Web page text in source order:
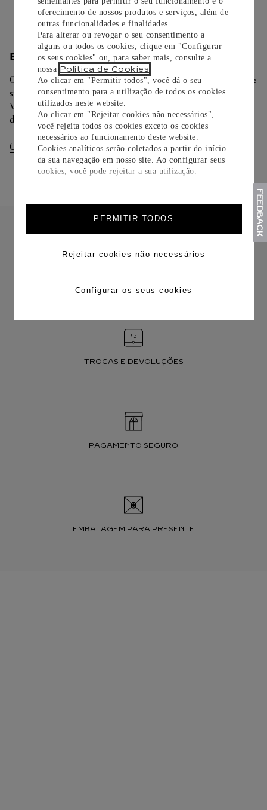
oferecimento de nossos produtos e serviços, além de
outras funcionalidades e finalidades.
Para alterar ou revogar o seu consentimento a
alguns ou todos os cookies, clique em "Configurar
os seus cookies" ou, para saber mais, consulte a
nossa Política de Cookies
Ao clicar em "Permitir todos", você dá o seu
consentimento para a utilização de todos os cookies
utilizados neste website.
Ao clicar em "Rejeitar cookies não necessários",
você rejeita todos os cookies exceto os cookies
necessários ao funcionamento deste website.
Cookies analíticos serão coletados a partir do início
da sua navegação em nosso site. Ao configurar seus
cookies, você pode rejeitar a sua utilização.
PERMITIR TODOS
Rejeitar cookies não necessários
Configurar os seus cookies
ENTREGA/DEVOLUÇÃO
Oferecemos diferentes opções de entrega. Selecione o envio de
sua preferência na finalização de seu pedido.
Você pode trocar ou devolver sua criação Cartier em até 30
dias.
Consultar Entregas Consultar Devoluções
TROCAS E DEVOLUÇÕES
PAGAMENTO SEGURO
EMBALAGEM PARA PRESENTE